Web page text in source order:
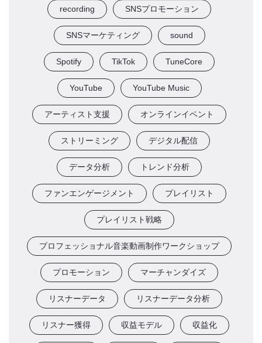
recording SNSプロモーション
SNSマーケティング sound
Spotify TikTok TuneCore
YouTube YouTube Music
アーティスト支援 オンラインイベント
ストリーミング デジタル配信
データ分析 トレンド分析
ファンエンゲージメント プレイリスト
プレイリスト戦略
プロフェッショナル音楽動画制作ワークショップ
プロモーション マーチャンダイズ
リスナーデータ リスナーデータ分析
リスナー獲得 収益モデル 収益化